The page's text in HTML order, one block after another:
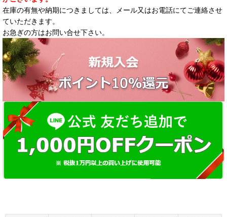
在庫の有無や納期につきましては、メール又はお電話にてご連絡させ
ていただきます。
お急ぎの方はお問い合せ下さい。